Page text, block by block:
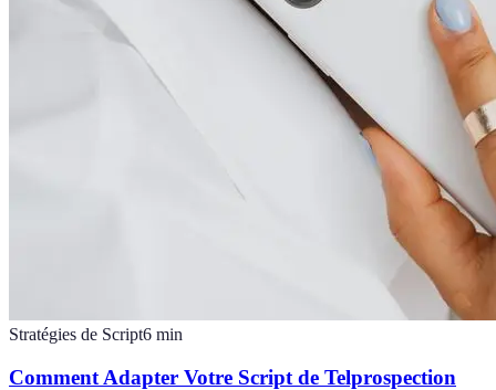
Stratégies de Script6 min
Comment Adapter Votre Script de Telprospection